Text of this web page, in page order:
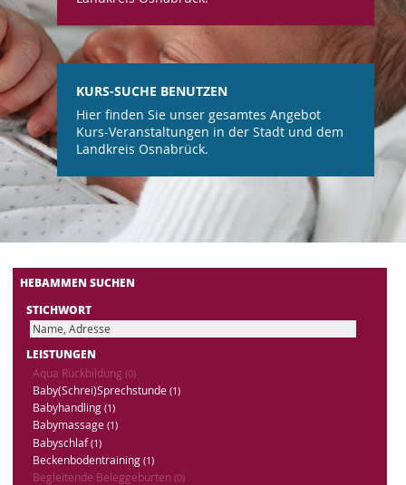
KURS-SUCHE BENUTZEN
Hier finden Sie unser gesamtes Angebot
Kurs-Veranstaltungen in der Stadt und dem
Landkreis Osnabrück.
HEBAMMEN SUCHEN
STICHWORT
LEISTUNGEN
Aqua Rückbildung (0)
Baby(Schrei)Sprechstunde (1)
Babyhandling (1)
Babymassage (1)
Babyschlaf(1)
Beckenbodentraining (1)
Begleitende Beleggeburten (0)